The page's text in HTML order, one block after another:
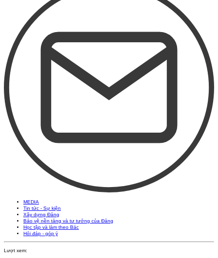
MEDIA
Tin tức - Sự kiện
Xây dựng Đảng
Bảo vệ nền tảng và tư tưởng của Đảng
Học tập và làm theo Bác
Hỏi đáp - góp ý
Lượt xem: